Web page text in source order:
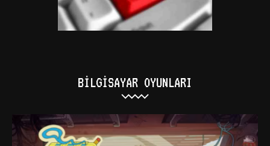
BILGISAYAR OYUNLARI